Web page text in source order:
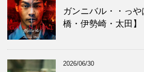
ー
ガンニバル・・っ
橋・伊勢崎・太田】
2026/06/30